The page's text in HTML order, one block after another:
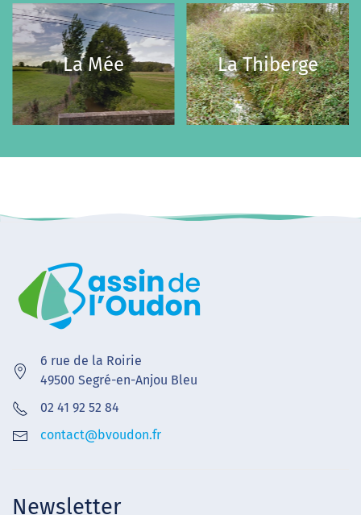
La Mée La Thiberge
6 rue de la Roirie
49500 Segré-en-Anjou Bleu
02 41 92 52 84
contact@bvoudon.fr
Newsletter